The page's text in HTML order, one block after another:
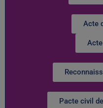
Acte
Pacte civil